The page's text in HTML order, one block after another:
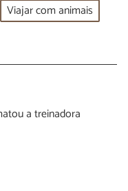
Viajar com animais
a treinadora